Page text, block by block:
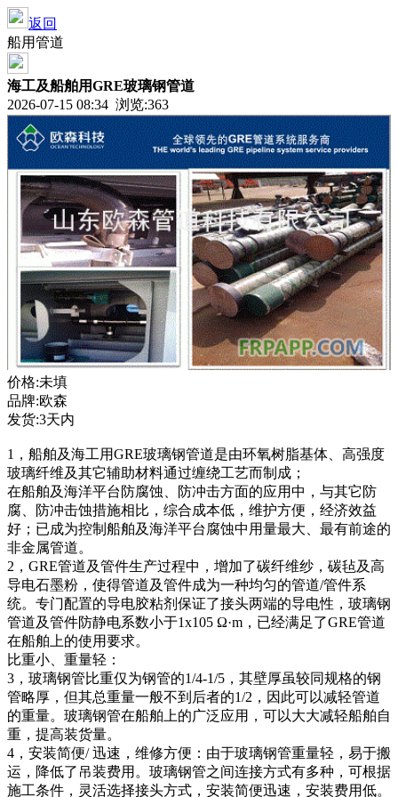
返回
船用管道
海工及船舶用GRE玻璃钢管道
2026-07-15 08:34 浏览:363
价格:未填
品牌:欧森
发货:3天内
1，船舶及海工用GRE玻璃钢管道是由环氧树脂基体、高强度
玻璃纤维及其它辅助材料通过缠绕工艺而制成；
在船舶及海洋平台防腐蚀、防冲击方面的应用中，与其它防
腐、防冲击蚀措施相比，综合成本低，维护方便，经济效益
好；已成为控制船舶及海洋平台腐蚀中用量最大、最有前途的
非金属管道。
2，GRE管道及管件生产过程中，增加了碳纤维纱，碳毡及高
导电石墨粉，使得管道及管件成为一种均匀的管道/管件系
统。专门配置的导电胶粘剂保证了接头两端的导电性，玻璃钢
管道及管件防静电系数小于1x105 Ω·m，已经满足了GRE管道
在船舶上的使用要求。
比重小、重量轻：
3，玻璃钢管比重仅为钢管的1/4-1/5，其壁厚虽较同规格的钢
管略厚，但其总重量一般不到后者的1/2，因此可以减轻管道
的重量。玻璃钢管在船舶上的广泛应用，可以大大减轻船舶自
重，提高装货量。
4，安装简便/ 迅速，维修方便：由于玻璃钢管重量轻，易于搬
运，降低了吊装费用。玻璃钢管之间连接方式有多种，可根据
施工条件，灵活选择接头方式，安装简便迅速，安装费用低。